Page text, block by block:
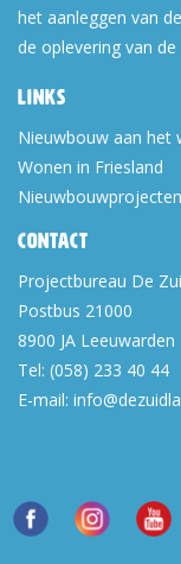
het aanleggen van
de oplevering van
Links
Nieuwbouw aan het
Wonen in Friesland
Contact
Projectbureau De
Postbus 21000
8900 JA Leeuwarden
Tel: (058) 233 40 44
E-mail: